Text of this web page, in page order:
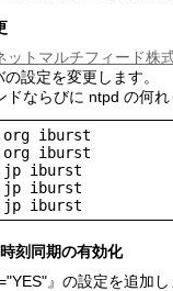
ットマルチフィード株
設定を変更します。
ならびに ntpd の何
iburst
iburst
iburst
iburst
iburst
刻同期の有効化
』の設定を追加し